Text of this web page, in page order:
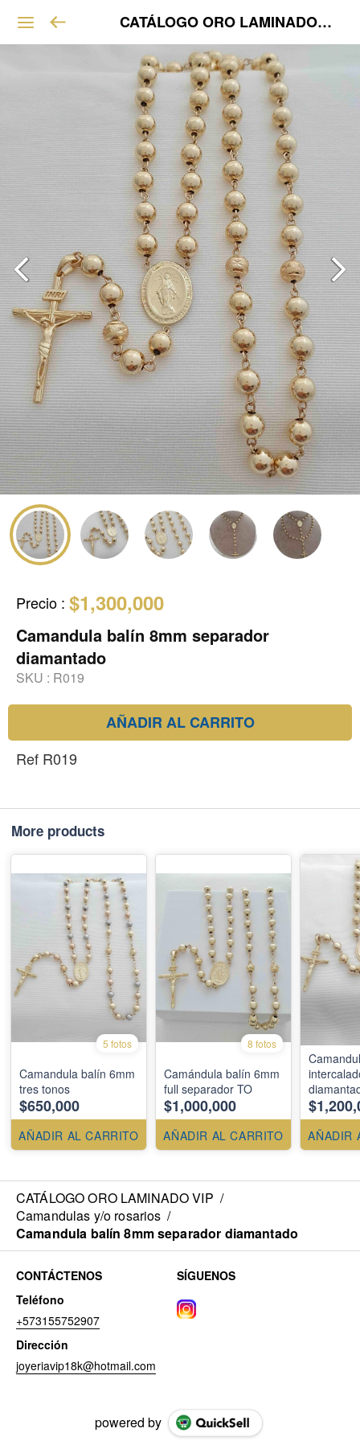
CATÁLOGO ORO LAMINADO VIP
Precio : $1,300,000
Camandula balín 8mm separador
diamantado
SKU : R019
AÑADIR AL CARRITO
Ref R019
More products
5 fotos
Camandula balín 6mm
tres tonos
$650,000
AÑADIR AL CARRITO
8 fotos
Camándula balín 6mm
full separador TO
$1,000,000
AÑADIR AL CARRITO AÑADIR
CATÁLOGO ORO LAMINADO VIP /
Camandulas y/o rosarios /
Camandula balín 8mm separador diamantado
CONTÁCTENOS
Teléfono
+573155752907
Dirección
joyeriavip18k@hotmail.com
SÍGUENOS
powered by